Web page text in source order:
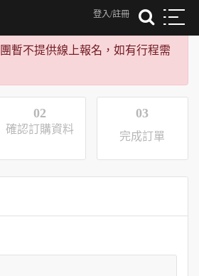
登入/註冊
暫不提供線上報名，如有行程需
02
確認訂購資料
03
完成訂單